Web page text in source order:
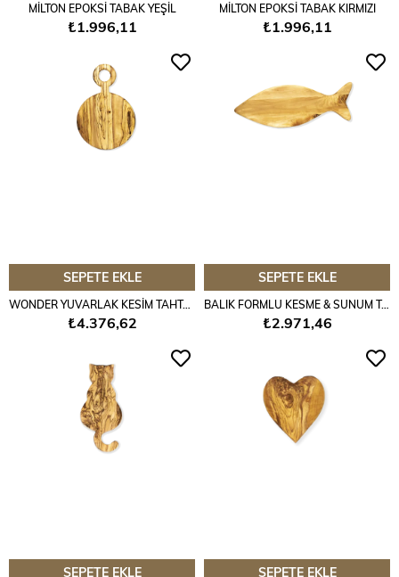
MİLTON EPOKSİ TABAK YEŞİL
₺1.996,11
MİLTON EPOKSİ TABAK KIRMIZI
₺1.996,11
SEPETE EKLE
WONDER YUVARLAK KESİM TAHTASI
₺4.376,62
SEPETE EKLE
BALIK FORMLU KESME & SUNUM TAHTASI
₺2.971,46
SEPETE EKLE SEPETE EKLE